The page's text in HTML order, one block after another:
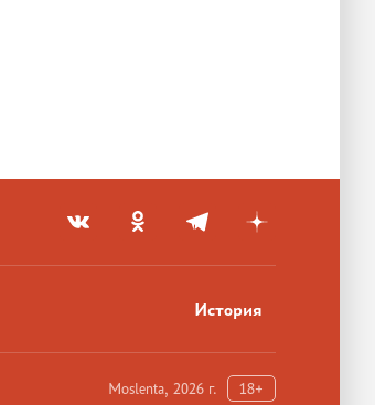
История
Moslenta, 2026 г. 18+